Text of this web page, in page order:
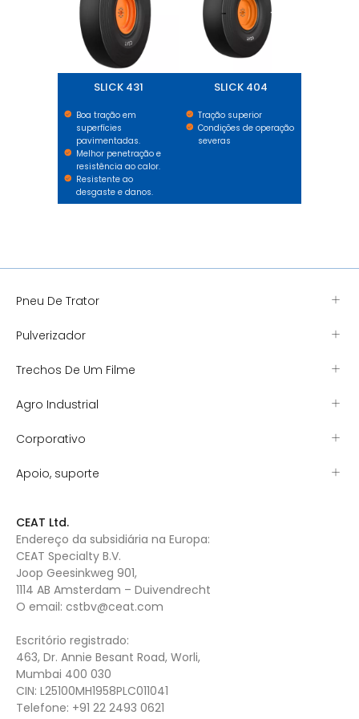
SLICK 431
Boa tração em
superfícies
pavimentadas.
Melhor penetração e
resistência ao calor.
Resistente ao
desgaste e danos.
SLICK 404
Tração superior
Condições de operação
severas
Pneu De Trator
Pulverizador
Trechos De Um Filme
Agro Industrial
Corporativo
Apoio, suporte
CEAT Ltd.
Endereço da subsidiária na Europa:
CEAT Specialty B.V.
Joop Geesinkweg 901,
1114 AB Amsterdam – Duivendrecht
O email: cstbv@ceat.com
Escritório registrado:
463, Dr. Annie Besant Road, Worli,
Mumbai 400 030
CIN: L25100MH1958PLC011041
Telefone: +91 22 2493 0621